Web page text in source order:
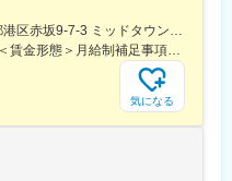
マネージャーなど、専門職とし
認と準備
り出し
外でもOK）
＜勤務地詳細＞本社住所：東京都港区赤坂9-7-3 ミッドタウン・ウェスト勤務地最寄駅：東京メトロ日比谷線／都営大江戸線／六本木駅受動喫煙対策：敷地内全面禁煙変更の範囲：会社の定める事業所（リモートワーク含む）
＜予定年収＞600万円～900万円＜賃金形態＞月給制補足事項なし＜賃金内訳＞月額（基本給）：300,000円～500,000円＜月給＞300,000円～500,000円＜昇給有無＞有＜残業手当＞有賃金はあくまでも目安の金額であり、選考を通じて上下する可能性があります。月給(月額)は固定手当を含めた表記です。
気になる